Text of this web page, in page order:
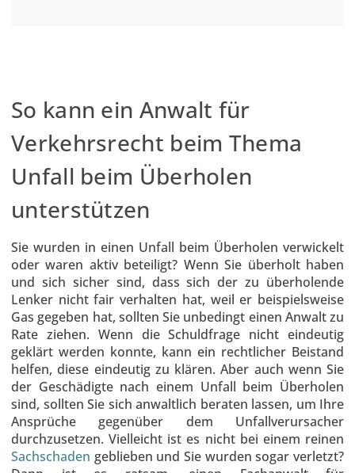
So kann ein Anwalt für
Verkehrsrecht beim Thema
Unfall beim Überholen
unterstützen
Sie wurden in einen Unfall beim Überholen verwickelt
oder waren aktiv beteiligt? Wenn Sie überholt haben
und sich sicher sind, dass sich der zu überholende
Lenker nicht fair verhalten hat, weil er beispielsweise
Gas gegeben hat, sollten Sie unbedingt einen Anwalt zu
Rate ziehen. Wenn die Schuldfrage nicht eindeutig
geklärt werden konnte, kann ein rechtlicher Beistand
helfen, diese eindeutig zu klären. Aber auch wenn Sie
der Geschädigte nach einem Unfall beim Überholen
sind, sollten Sie sich anwaltlich beraten lassen, um Ihre
Ansprüche gegenüber dem Unfallverursacher
durchzusetzen. Vielleicht ist es nicht bei einem reinen
Sachschaden geblieben und Sie wurden sogar verletzt?